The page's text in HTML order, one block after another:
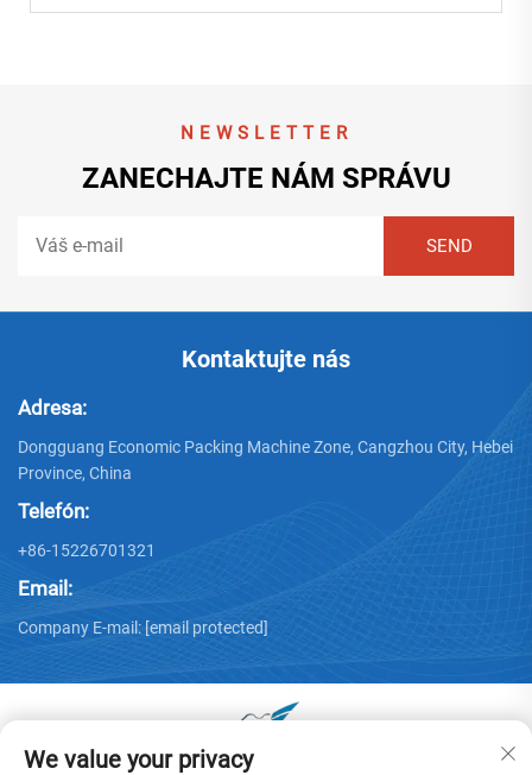
NEWSLETTER
ZANECHAJTE NÁM SPRÁVU
Kontaktujte nás
Adresa:
Dongguang Economic Packing Machine Zone, Cangzhou City, Hebei
Province, China
Telefón:
+86-15226701321
Email:
Company E-mail: [email protected]
We value your privacy